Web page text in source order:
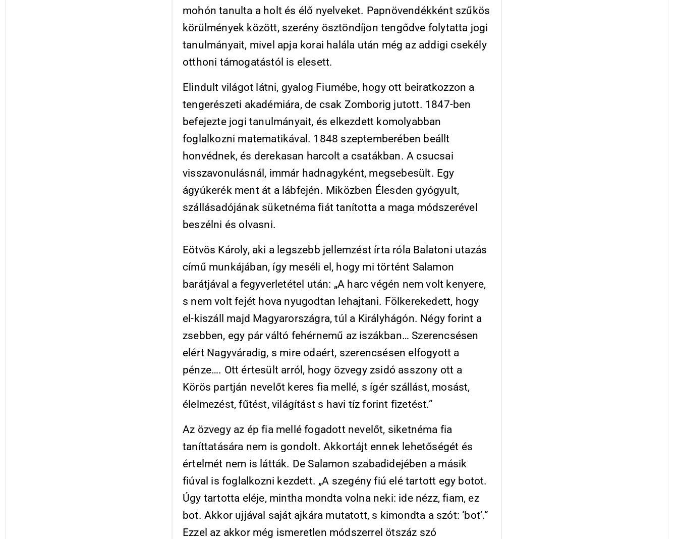
mohón tanulta a holt és élő nyelveket. Papnövendékként szűkös
körülmények között, szerény ösztöndíjon tengődve folytatta jogi
tanulmányait, mivel apja korai halála után még az addigi csekély
otthoni támogatástól is elesett.
Elindult világot látni, gyalog Fiumébe, hogy ott beiratkozzon a
tengerészeti akadémiára, de csak Zomborig jutott. 1847-ben
befejezte jogi tanulmányait, és elkezdett komolyabban
foglalkozni matematikával. 1848 szeptemberében beállt
honvédnek, és derekasan harcolt a csatákban. A csucsai
visszavonulásnál, immár hadnagyként, megsebesült. Egy
ágyúkerék ment át a lábfején. Miközben Élesden gyógyult,
szállásadójának süketnéma fiát tanította a maga módszerével
beszélni és olvasni.
Eötvös Károly, aki a legszebb jellemzést írta róla Balatoni utazás
című munkájában, így meséli el, hogy mi történt Salamon
barátjával a fegyverletétel után: „A harc végén nem volt kenyere,
s nem volt fejét hova nyugodtan lehajtani. Fölkerekedett, hogy
el-kiszáll majd Magyarországra, túl a Királyhágón. Négy forint a
zsebben, egy pár váltó fehérnemű az iszákban… Szerencsésen
elért Nagyváradig, s mire odaért, szerencsésen elfogyott a
pénze…. Ott értesült arról, hogy özvegy zsidó asszony ott a
Körös partján nevelőt keres fia mellé, s ígér szállást, mosást,
élelmezést, fűtést, világítást s havi tíz forint fizetést.”
Az özvegy az ép fia mellé fogadott nevelőt, siketnéma fia
taníttatására nem is gondolt. Akkortájt ennek lehetőségét és
értelmét nem is látták. De Salamon szabadidejében a másik
fiúval is foglalkozni kezdett. „A szegény fiú elé tartott egy botot.
Úgy tartotta eléje, mintha mondta volna neki: ide nézz, fiam, ez
bot. Akkor ujjával saját ajkára mutatott, s kimondta a szót: ‘bot’.”
Ezzel az akkor még ismeretlen módszerrel ötszáz szó